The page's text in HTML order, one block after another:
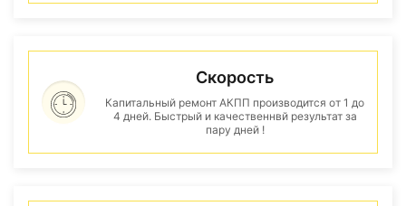
Скорость
Капитальный ремонт АКПП производится от 1 до
4 дней. Быстрый и качественнвй результат за
пару дней !